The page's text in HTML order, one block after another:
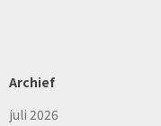
Archief
juli 2026